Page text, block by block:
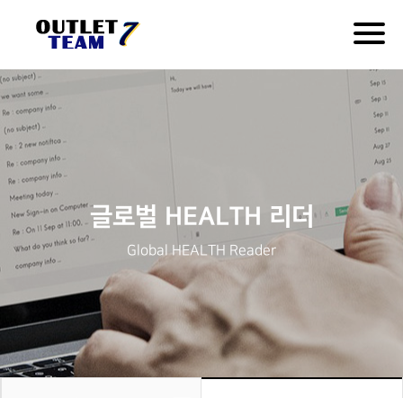
글로벌 HEALTH 리더
Global HEALTH Reader